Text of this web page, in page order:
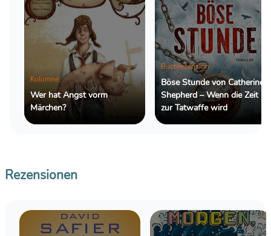
Kolumne
Wer hat Angst vorm
Märchen?
Buchrezension
Böse Stunde von Catherine
Shepherd – Wenn die Zeit
zur Tatwaffe wird
Rezensionen